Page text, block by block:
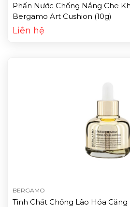
Phấn Nước Chống Nắng Che
Bergamo Art Cushion (10g)
Liên hệ
BERGAMO
Tinh Chất Chống Lão Hóa